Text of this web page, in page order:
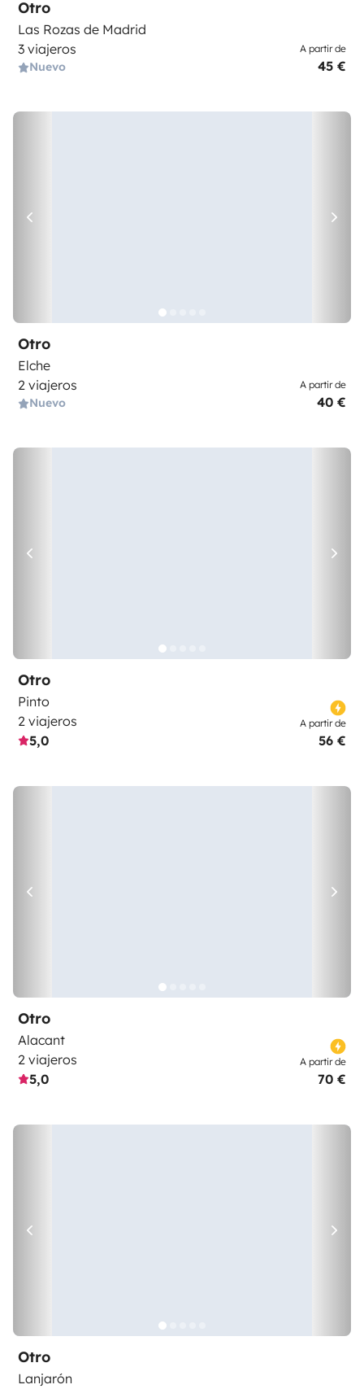
Otro
Las Rozas de Madrid
3 viajeros
Nuevo
A partir de
45 €
Otro
Elche
2 viajeros
Nuevo
A partir de
40 €
Otro
Pinto
2 viajeros
5,0
A partir de
56 €
Otro
Alacant
2 viajeros
5,0
A partir de
70 €
Otro
Lanjarón